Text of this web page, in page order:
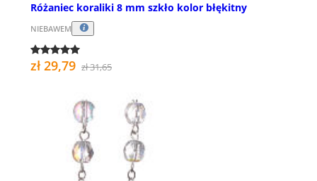
Różaniec koraliki 8 mm szkło kolor błękitny
NIEBAWEM
zł 29,79 zł 31,65